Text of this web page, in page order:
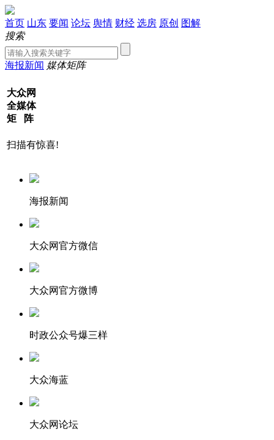
首页 山东 要闻 论坛 舆情 财经 选房 原创 图解
搜索
海报新闻 媒体矩阵
大众网
全媒体
矩 阵
扫描有惊喜!
海报新闻
大众网官方微信
大众网官方微博
时政公众号爆三样
大众海蓝
大众网论坛